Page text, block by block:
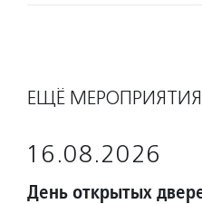
ЕЩЁ МЕРОПРИЯТИЯ
16.08.2026
День открытых